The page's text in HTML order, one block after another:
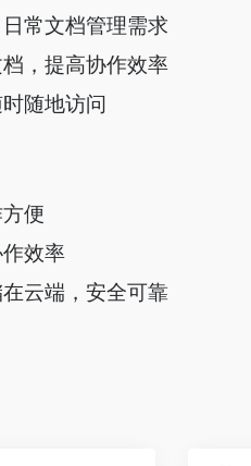
常文档管理需求
，提高协作效率
随地访问
便
效率
云端，安全可靠